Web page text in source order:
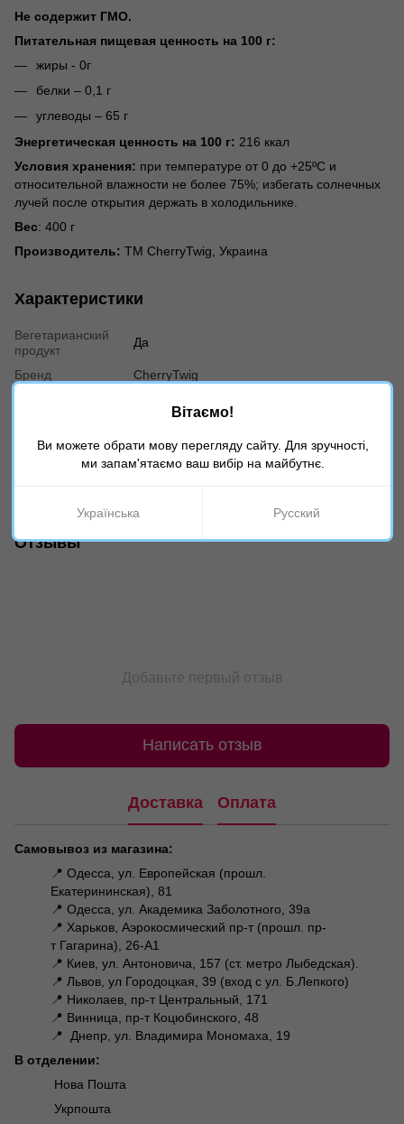
Не содержит ГМО.
Питательная пищевая ценность на 100 г:
жиры - 0г
белки – 0,1 г
углеводы – 65 г
Энергетическая ценность на 100 г: 216 ккал
Условия хранения: при температуре от 0 до +25ºС и
относительной влажности не более 75%; избегать солнечных
лучей после открытия держать в холодильнике.
Вес: 400 г
Производитель: ТМ CherryTwig, Украина
Характеристики
Вегетарианский
продукт
Да
Бренд
CherryTwig
День Влюбленных, Выпускной в Школе,
8 марта, Новый год, Рождество и Николая,
Все для тортов, Все для свадьбы, Все для
Отзывы
Добавьте первый отзыв
Написать отзыв
Доставка Оплата
Самовывоз из магазина:
📍 Одесса, ул. Европейская (прошл.
Екатерининская), 81
📍 Одесса, ул. Академика Заболотного, 39а
📍 Харьков, Аэрокосмический пр-т (прошл. пр-
т Гагарина), 26-А1
📍 Киев, ул. Антоновича, 157 (ст. метро Лыбедская).
📍 Львов, ул Городоцкая, 39 (вход с ул. Б.Лепкого)
📍 Николаев, пр-т Центральный, 171
📍 Винница, пр-т Коцюбинского, 48
📍 Днепр, ул. Владимира Мономаха, 19
В отделении:
Нова Пошта
Укрпошта
Вітаємо!
Ви можете обрати мову перегляду сайту. Для зручності,
ми запам'ятаємо ваш вибір на майбутнє.
Українська Русский